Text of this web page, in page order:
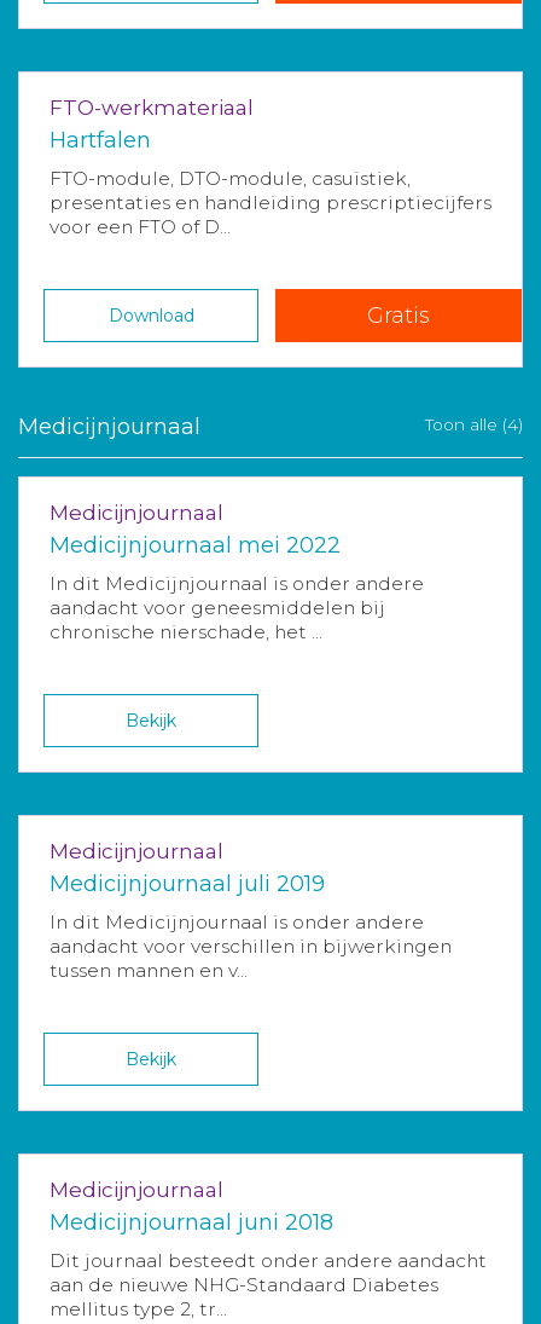
FTO-werkmateriaal
Hartfalen
FTO-module, DTO-module, casuïstiek,
presentaties en handleiding prescriptiecijfers
voor een FTO of D...
Download Gratis
Medicijnjournaal Toon alle (4)
Medicijnjournaal
Medicijnjournaal mei 2022
In dit Medicijnjournaal is onder andere
aandacht voor geneesmiddelen bij
chronische nierschade, het ...
Bekijk
Medicijnjournaal
Medicijnjournaal juli 2019
In dit Medicijnjournaal is onder andere
aandacht voor verschillen in bijwerkingen
tussen mannen en v...
Bekijk
Medicijnjournaal
Medicijnjournaal juni 2018
Dit journaal besteedt onder andere aandacht
aan de nieuwe NHG-Standaard Diabetes
mellitus type 2, tr...